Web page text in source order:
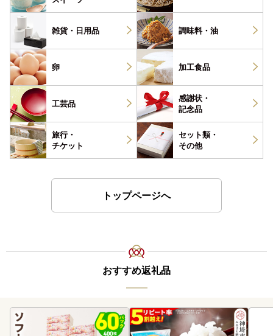
雑貨・ 日用品 調味料・ 油
卵 加工食品
工芸品
感謝状・
記念品
旅行・
チケット
セット類・
その他
トップページへ
おすすめ返礼品